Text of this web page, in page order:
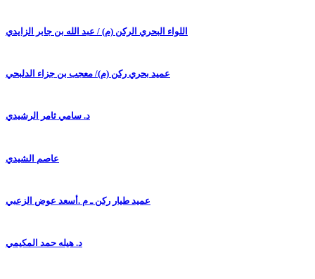
اللواء البحري الركن (م) / عبد الله بن جابر الزايدي
عميد بحري ركن (م)/ معجب بن جزاء الدلبحي
د. سامي ثامر الرشيدي
عاصم الشيدي
عميد طيار ركن ـ م .أسعد عوض الزعبي
د. هيله حمد المكيمي